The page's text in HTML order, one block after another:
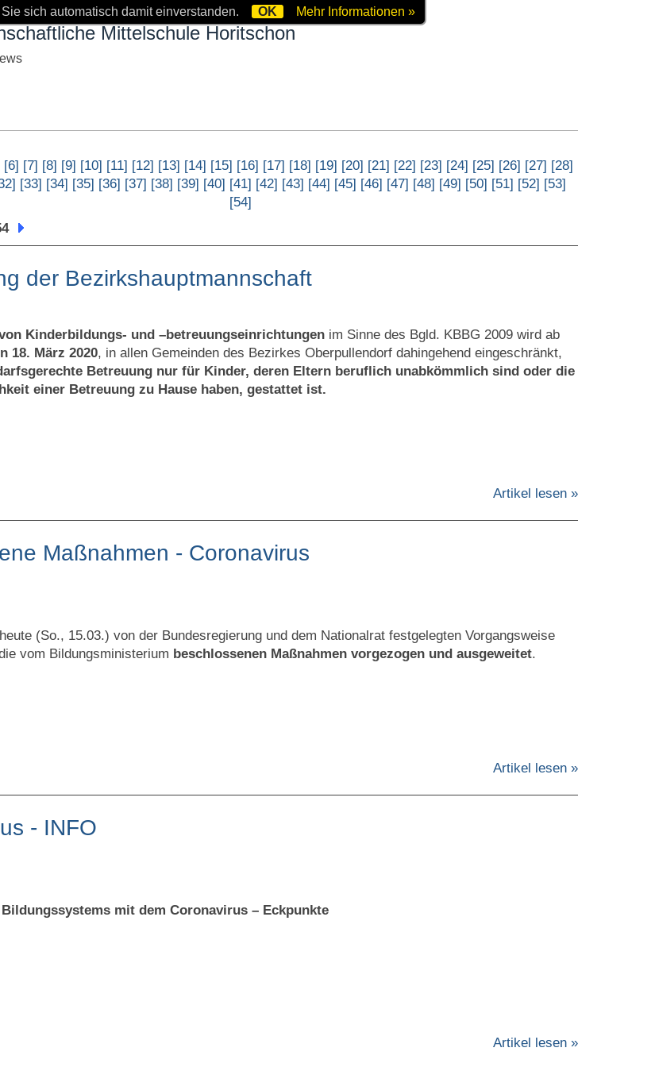
Mittelschule Horitschon
[6] [7] [8] [9] [10] [11] [12] [13] [14] [15] [16] [17] [18] [19] [20] [21] [22] [23] [24] [25] [26] [27] [28]
[33] [34] [35] [36] [37] [38] [39] [40] [41] [42] [43] [44] [45] [46] [47] [48] [49] [50] [51] [52] [53]
[54]
der Bezirkshauptmannschaft
Kinderbildungs- und –betreuungseinrichtungen im Sinne des Bgld. KBBG 2009 wird ab
18. März 2020, in allen Gemeinden des Bezirkes Oberpullendorf dahingehend eingeschränkt,
Betreuung nur für Kinder, deren Eltern beruflich unabkömmlich sind oder die
einer Betreuung zu Hause haben, gestattet ist.
Artikel lesen »
Maßnahmen - Coronavirus
(So., 15.03.) von der Bundesregierung und dem Nationalrat festgelegten Vorgangsweise
vom Bildungsministerium beschlossenen Maßnahmen vorgezogen und ausgeweitet.
Artikel lesen »
- INFO
Bildungssystems mit dem Coronavirus – Eckpunkte
Artikel lesen »
sich automatisch damit einverstanden. OK Mehr Informationen »